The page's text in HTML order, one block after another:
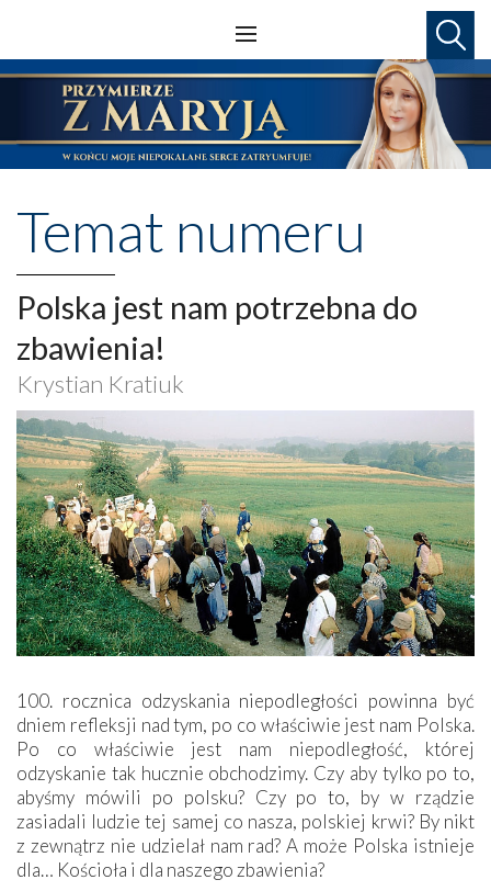
Temat numeru
Polska jest nam potrzebna do
zbawienia!
Krystian Kratiuk
100. rocznica odzyskania niepodległości powinna być
dniem refleksji nad tym, po co właściwie jest nam Polska.
Po co właściwie jest nam niepodległość, której
odzyskanie tak hucznie obchodzimy. Czy aby tylko po to,
abyśmy mówili po polsku? Czy po to, by w rządzie
zasiadali ludzie tej samej co nasza, polskiej krwi? By nikt
z zewnątrz nie udzielał nam rad? A może Polska istnieje
dla… Kościoła i dla naszego zbawienia?